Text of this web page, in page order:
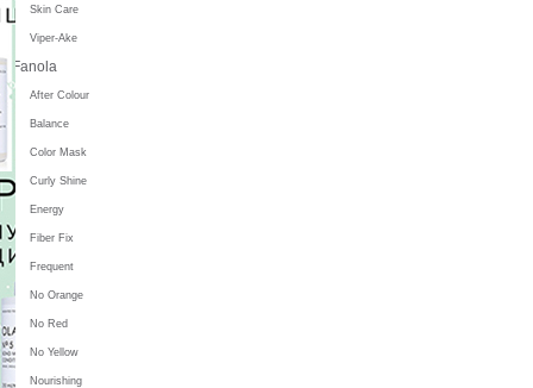
Skin Care
Viper-Ake
Fanola
After Colour
Balance
Color Mask
Curly Shine
Energy
Fiber Fix
Frequent
No Orange
No Red
No Yellow
Nourishing